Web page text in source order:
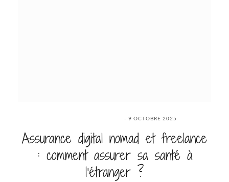
9 OCTOBRE 2025
Assurance digital nomad et freelance
: comment assurer sa santé à
l’étranger ?